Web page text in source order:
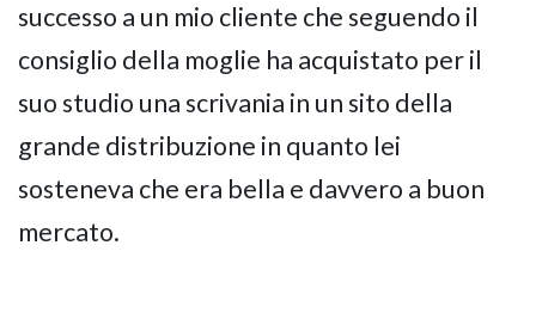
successo a un mio cliente che seguendo il
consiglio della moglie ha acquistato per il
suo studio una scrivania in un sito della
grande distribuzione in quanto lei
sosteneva che era bella e davvero a buon
mercato.